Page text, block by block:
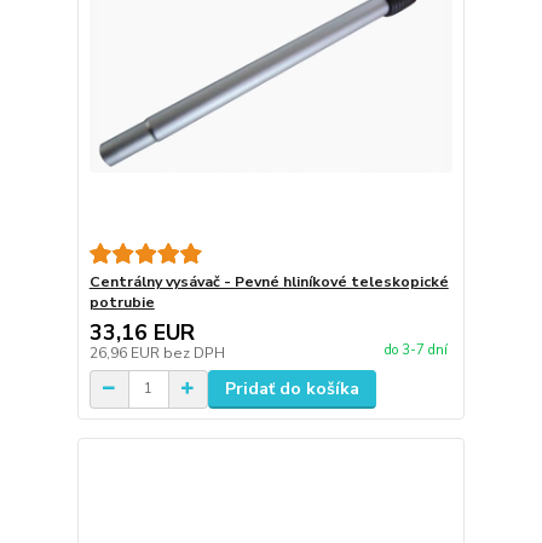
Centrálny vysávač - Pevné hliníkové teleskopické
potrubie
33,16 EUR
26,96 EUR bez DPH do 3-7 dní
Pridať do košíka